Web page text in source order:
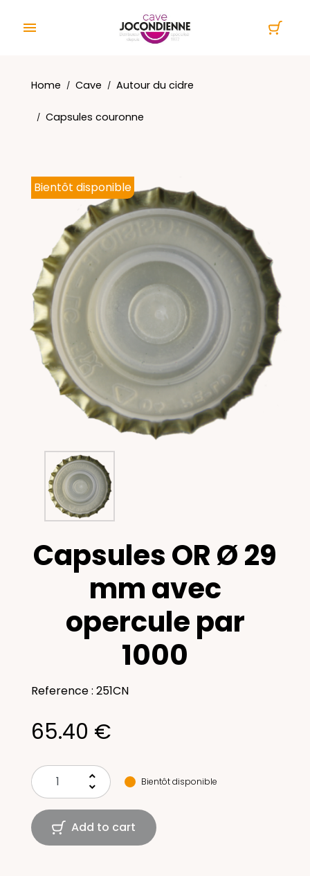

Home Cave Autour du cidre
Capsules couronne
Bientôt disponible
Capsules OR Ø 29
mm avec
opercule par
1000
Reference : 251CN
65.40 €
keyboard_arrow_up
keyboard_arrow_down
Bientôt disponible
Add to cart